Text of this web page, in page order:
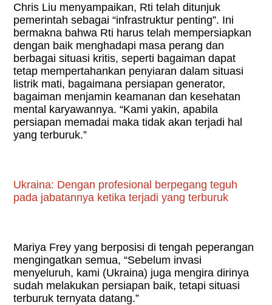
Chris Liu menyampaikan, Rti telah ditunjuk
pemerintah sebagai “infrastruktur penting”. Ini
bermakna bahwa Rti harus telah mempersiapkan
dengan baik menghadapi masa perang dan
berbagai situasi kritis, seperti bagaiman dapat
tetap mempertahankan penyiaran dalam situasi
listrik mati, bagaimana persiapan generator,
bagaiman menjamin keamanan dan kesehatan
mental karyawannya. “Kami yakin, apabila
persiapan memadai maka tidak akan terjadi hal
yang terburuk.”
Ukraina: Dengan profesional berpegang teguh
pada jabatannya ketika terjadi yang terburuk
Mariya Frey yang berposisi di tengah peperangan
mengingatkan semua, “Sebelum invasi
menyeluruh, kami (Ukraina) juga mengira dirinya
sudah melakukan persiapan baik, tetapi situasi
terburuk ternyata datang.”